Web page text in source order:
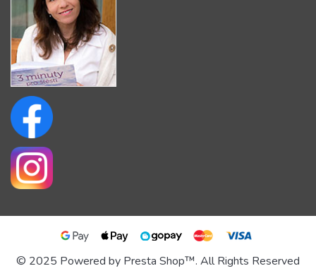
© 2025 Powered by Presta Shop™. All Rights Reserved